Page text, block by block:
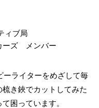
ィブ局
ーズ メンバー
ーライターをめざして毎
き鋏でカットしてみた
困っています。